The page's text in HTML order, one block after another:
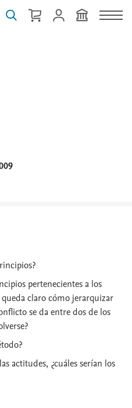
pertenecientes a los
claro cómo jerarquizar
se da entre dos de los
actitudes, ¿cuáles serían los